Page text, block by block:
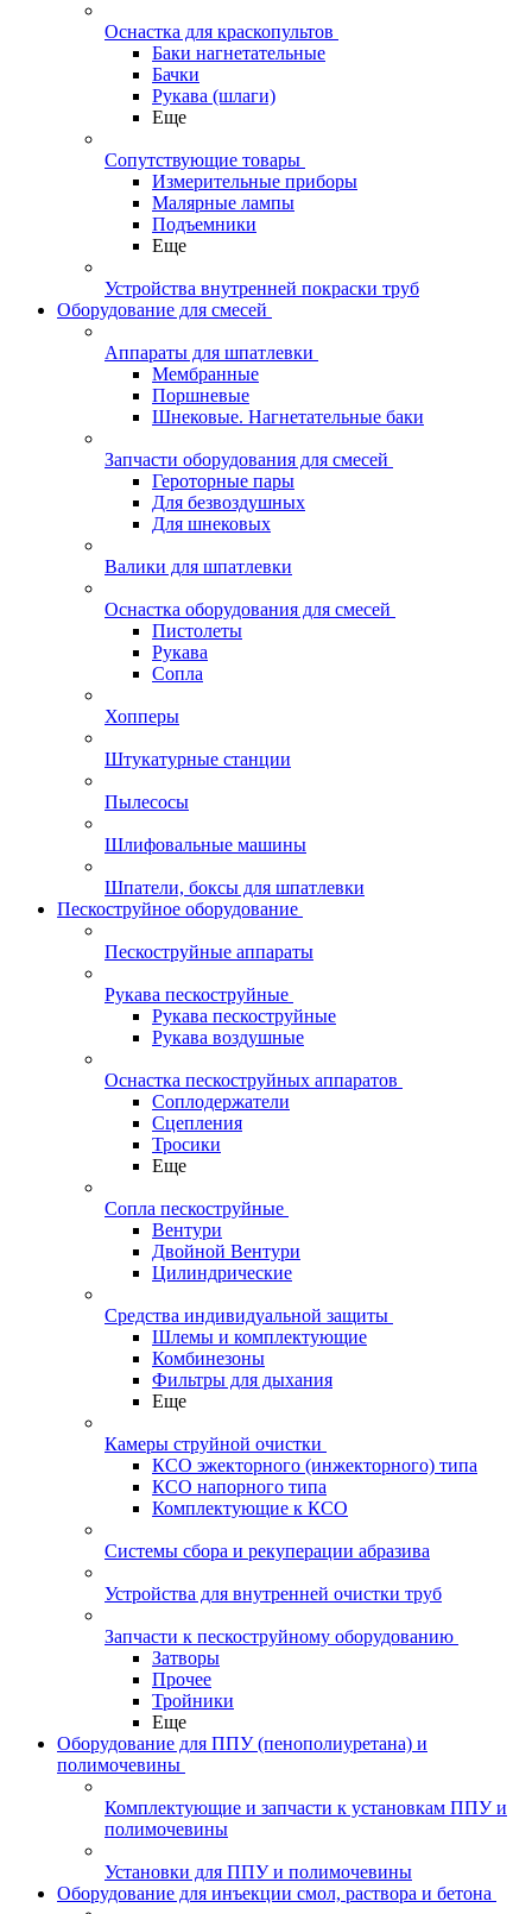
Оснастка для краскопультов
Баки нагнетательные
Бачки
Рукава (шлаги)
Еще
Сопутствующие товары
Измерительные приборы
Малярные лампы
Подъемники
Еще
Устройства внутренней покраски труб
Оборудование для смесей
Аппараты для шпатлевки
Мембранные
Поршневые
Шнековые. Нагнетательные баки
Запчасти оборудования для смесей
Героторные пары
Для безвоздушных
Для шнековых
Валики для шпатлевки
Оснастка оборудования для смесей
Пистолеты
Рукава
Сопла
Хопперы
Штукатурные станции
Пылесосы
Шлифовальные машины
Шпатели, боксы для шпатлевки
Пескоструйное оборудование
Пескоструйные аппараты
Рукава пескоструйные
Рукава пескоструйные
Рукава воздушные
Оснастка пескоструйных аппаратов
Соплодержатели
Сцепления
Тросики
Еще
Сопла пескоструйные
Вентури
Двойной Вентури
Цилиндрические
Средства индивидуальной защиты
Шлемы и комплектующие
Комбинезоны
Фильтры для дыхания
Еще
Камеры струйной очистки
КСО эжекторного (инжекторного) типа
КСО напорного типа
Комплектующие к КСО
Системы сбора и рекуперации абразива
Устройства для внутренней очистки труб
Запчасти к пескоструйному оборудованию
Затворы
Прочее
Тройники
Еще
Оборудование для ППУ (пенополиуретана) и
полимочевины
Комплектующие и запчасти к установкам ППУ и
полимочевины
Установки для ППУ и полимочевины
Оборудование для инъекции смол, раствора и бетона